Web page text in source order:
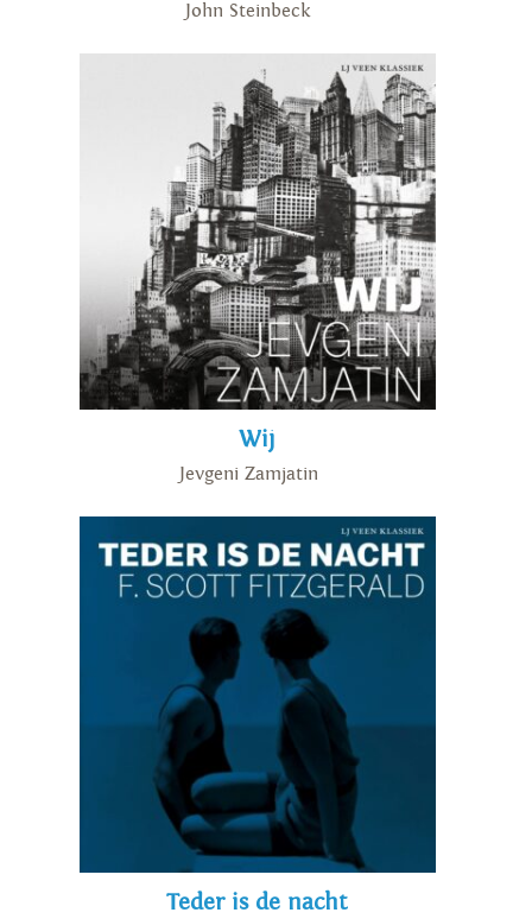
John Steinbeck
Wij
Jevgeni Zamjatin
Teder is de nacht